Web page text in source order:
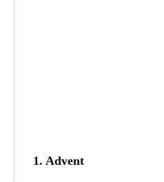
1. Advent